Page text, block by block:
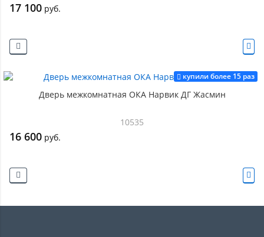
17 100 руб.
купили более 15 раз
Дверь межкомнатная ОКА Нарвик ДГ Жасмин
10535
16 600 руб.